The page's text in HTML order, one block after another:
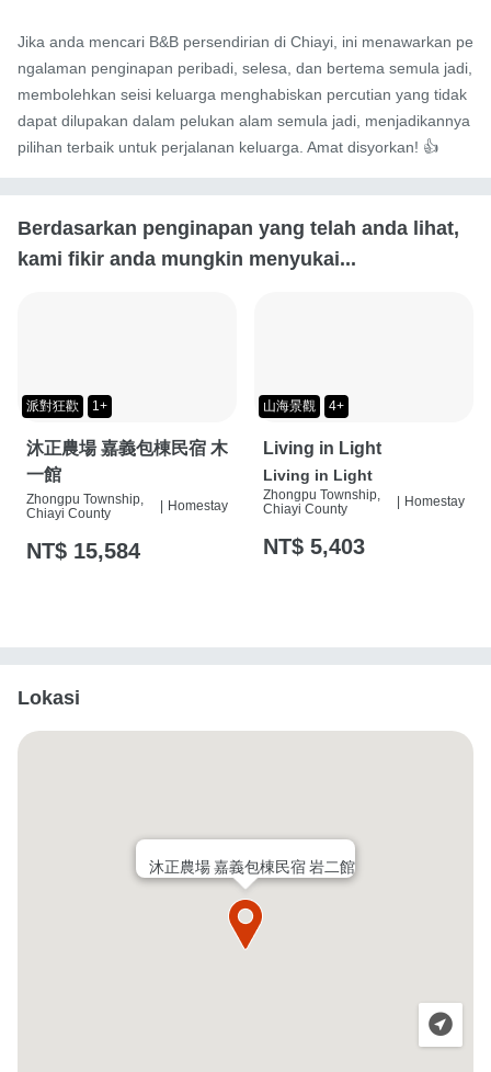
Jika anda mencari B&B persendirian di Chiayi, ini menawarkan pe
ngalaman penginapan peribadi, selesa, dan bertema semula jadi,
membolehkan seisi keluarga menghabiskan percutian yang tidak
dapat dilupakan dalam pelukan alam semula jadi, menjadikannya
pilihan terbaik untuk perjalanan keluarga. Amat disyorkan! 👍
Berdasarkan penginapan yang telah anda lihat,
kami fikir anda mungkin menyukai...
派對狂歡 1+
沐正農場 嘉義包棟民宿 木
一館
Zhongpu Township,
Chiayi County
Homestay
NT$ 15,584
山海景觀 4+
Living in Light
Living in Light
Zhongpu Township,
Chiayi County
Homestay
NT$ 5,403
Lokasi
沐正農場 嘉義包棟民宿 岩二館